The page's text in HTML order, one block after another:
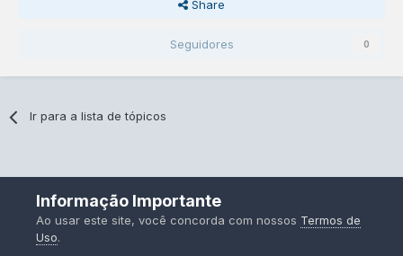
Share
Seguidores 0
Ir para a lista de tópicos
Powered by Invision Community
Informação Importante
Ao usar este site, você concorda com nossos Termos de
Uso.